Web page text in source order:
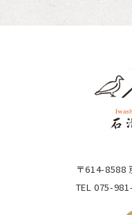
〒614-8588
TEL075-